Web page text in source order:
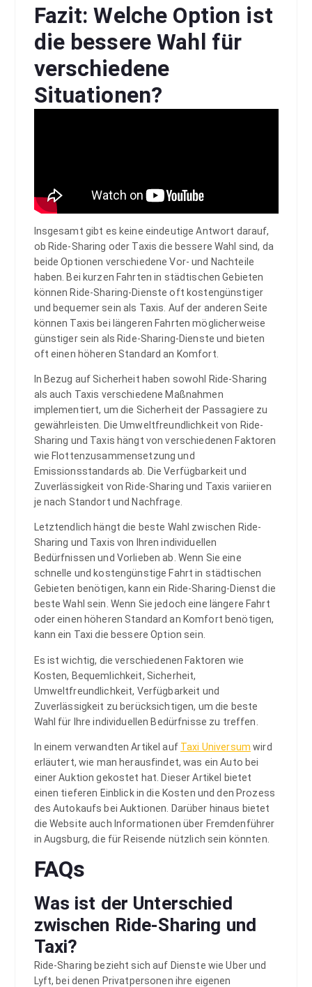
Fazit: Welche Option ist
die bessere Wahl für
verschiedene
Situationen?
Insgesamt gibt es keine eindeutige Antwort darauf,
ob Ride-Sharing oder Taxis die bessere Wahl sind, da
beide Optionen verschiedene Vor- und Nachteile
haben. Bei kurzen Fahrten in städtischen Gebieten
können Ride-Sharing-Dienste oft kostengünstiger
und bequemer sein als Taxis. Auf der anderen Seite
können Taxis bei längeren Fahrten möglicherweise
günstiger sein als Ride-Sharing-Dienste und bieten
oft einen höheren Standard an Komfort.
In Bezug auf Sicherheit haben sowohl Ride-Sharing
als auch Taxis verschiedene Maßnahmen
implementiert, um die Sicherheit der Passagiere zu
gewährleisten. Die Umweltfreundlichkeit von Ride-
Sharing und Taxis hängt von verschiedenen Faktoren
wie Flottenzusammensetzung und
Emissionsstandards ab. Die Verfügbarkeit und
Zuverlässigkeit von Ride-Sharing und Taxis variieren
je nach Standort und Nachfrage.
Letztendlich hängt die beste Wahl zwischen Ride-
Sharing und Taxis von Ihren individuellen
Bedürfnissen und Vorlieben ab. Wenn Sie eine
schnelle und kostengünstige Fahrt in städtischen
Gebieten benötigen, kann ein Ride-Sharing-Dienst die
beste Wahl sein. Wenn Sie jedoch eine längere Fahrt
oder einen höheren Standard an Komfort benötigen,
kann ein Taxi die bessere Option sein.
Es ist wichtig, die verschiedenen Faktoren wie
Kosten, Bequemlichkeit, Sicherheit,
Umweltfreundlichkeit, Verfügbarkeit und
Zuverlässigkeit zu berücksichtigen, um die beste
Wahl für Ihre individuellen Bedürfnisse zu treffen.
In einem verwandten Artikel auf Taxi Universum wird
erläutert, wie man herausfindet, was ein Auto bei
einer Auktion gekostet hat. Dieser Artikel bietet
einen tieferen Einblick in die Kosten und den Prozess
des Autokaufs bei Auktionen. Darüber hinaus bietet
die Website auch Informationen über Fremdenführer
in Augsburg, die für Reisende nützlich sein könnten.
FAQs
Was ist der Unterschied
zwischen Ride-Sharing und
Taxi?
Ride-Sharing bezieht sich auf Dienste wie Uber und
Lyft, bei denen Privatpersonen ihre eigenen